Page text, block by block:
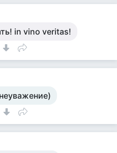
in vino veritas!